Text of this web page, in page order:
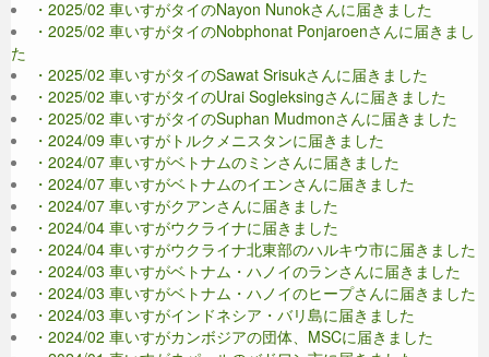
・2025/02 車いすがタイのNayon Nunokさんに届きました
・2025/02 車いすがタイのNobphonat Ponjaroenさんに届きまし
た
・2025/02 車いすがタイのSawat Srisukさんに届きました
・2025/02 車いすがタイのUrai Sogleksingさんに届きました
・2025/02 車いすがタイのSuphan Mudmonさんに届きました
・2024/09 車いすがトルクメニスタンに届きました
・2024/07 車いすがベトナムのミンさんに届きました
・2024/07 車いすがベトナムのイエンさんに届きました
・2024/07 車いすがクアンさんに届きました
・2024/04 車いすがウクライナに届きました
・2024/04 車いすがウクライナ北東部のハルキウ市に届きました
・2024/03 車いすがベトナム・ハノイのランさんに届きました
・2024/03 車いすがベトナム・ハノイのヒープさんに届きました
・2024/03 車いすがインドネシア・バリ島に届きました
・2024/02 車いすがカンボジアの団体、MSCに届きました